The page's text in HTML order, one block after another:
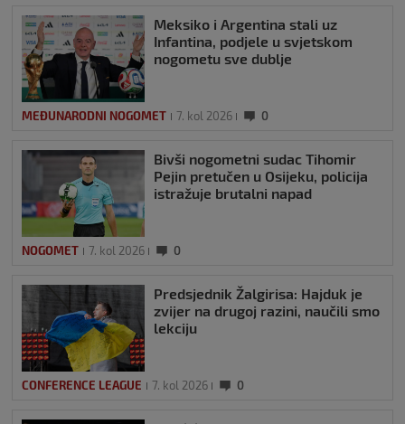
Meksiko i Argentina stali uz
Infantina, podjele u svjetskom
nogometu sve dublje
MEĐUNARODNI NOGOMET 7. kol 2026 0
Bivši nogometni sudac Tihomir
Pejin pretučen u Osijeku, policija
istražuje brutalni napad
NOGOMET 7. kol 2026 0
Predsjednik Žalgirisa: Hajduk je
zvijer na drugoj razini, naučili smo
lekciju
CONFERENCE LEAGUE 7. kol 2026 0